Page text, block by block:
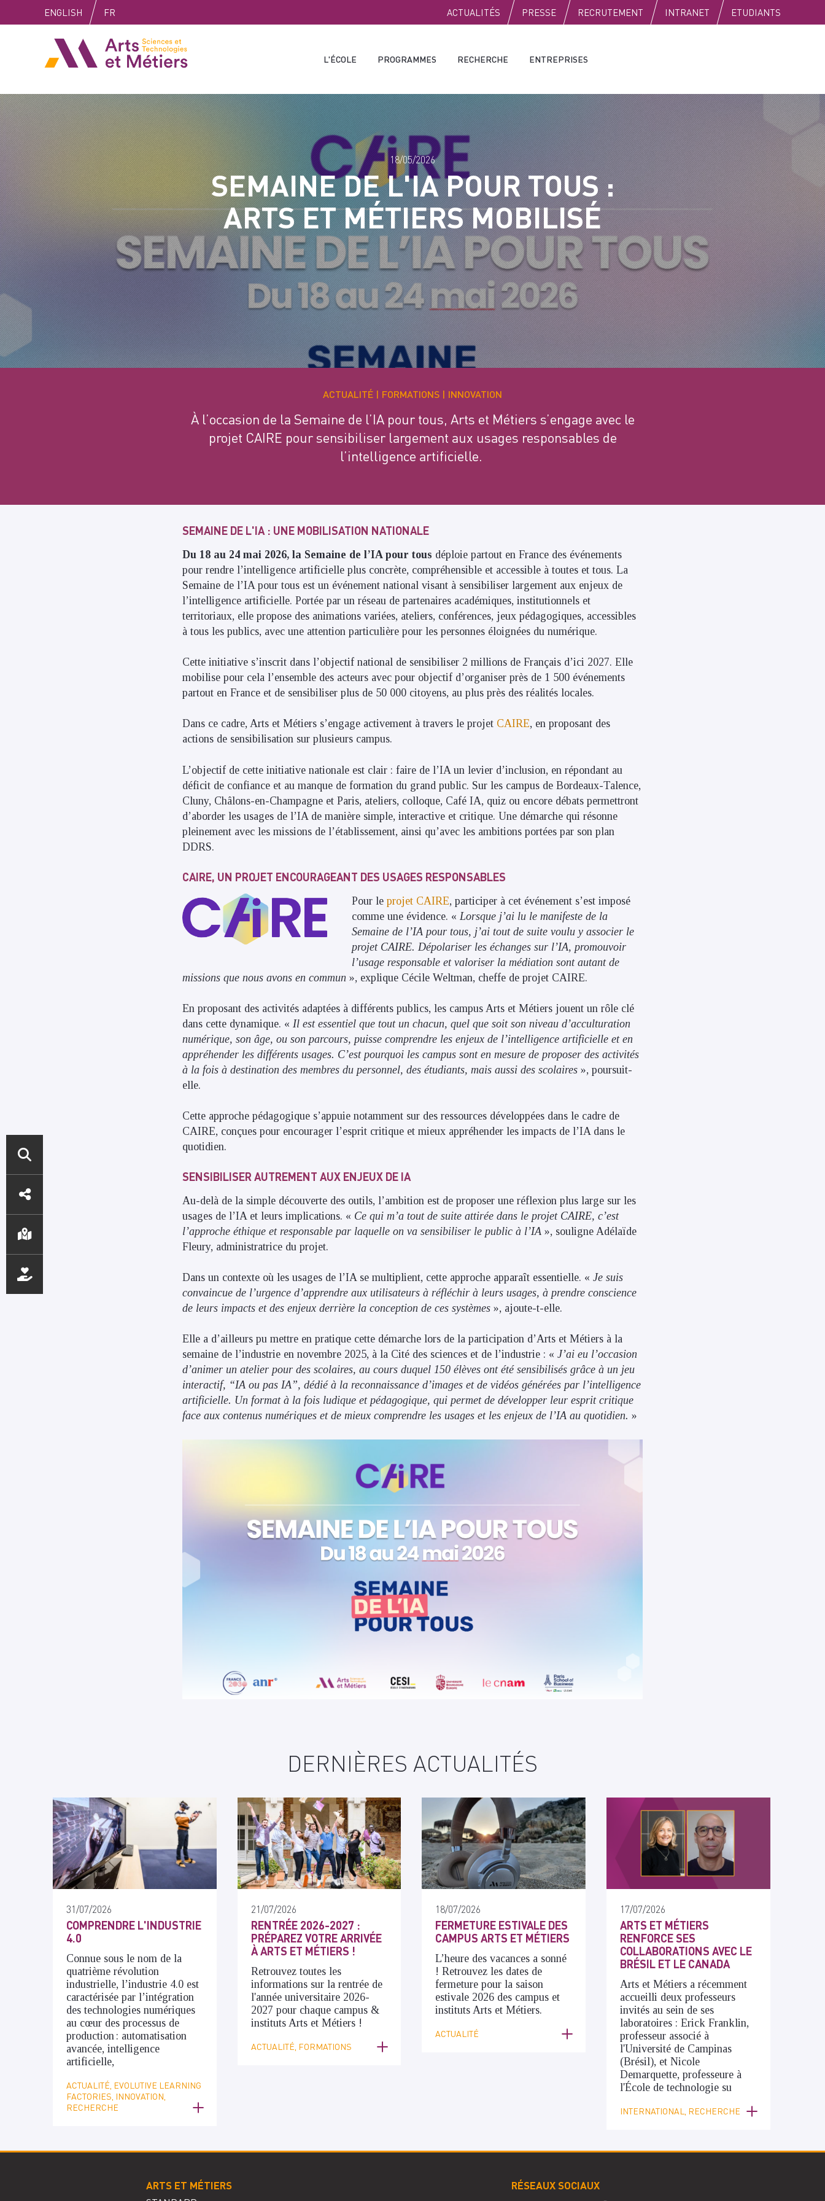
to
to
to
ENGLISH FR PUBLIC
ACTUALITÉS PRESSE RECRUTEMENT INTRANET ETUDIANTS
Arts et métiers
L'ÉCOLE PROGRAMMES RECHERCHE ENTREPRISES
ACCÈS
DIRECTS
SEMAINE DE L'IA POUR TOUS :
ARTS ET MÉTIERS MOBILISÉ
18/05/2026
ACTUALITÉ FORMATIONS INNOVATION
À l’occasion de la Semaine de l’IA pour tous, Arts et Métiers s’engage avec le
projet CAIRE pour sensibiliser largement aux usages responsables de
l’intelligence artificielle.
SEMAINE DE L'IA : UNE MOBILISATION NATIONALE
Du 18 au 24 mai 2026, la Semaine de l’IA pour tous déploie partout en France des événements
pour rendre l’intelligence artificielle plus concrète, compréhensible et accessible à toutes et tous. La
Semaine de l’IA pour tous est un événement national visant à sensibiliser largement aux enjeux de
l’intelligence artificielle. Portée par un réseau de partenaires académiques, institutionnels et
territoriaux, elle propose des animations variées, ateliers, conférences, jeux pédagogiques, accessibles
à tous les publics, avec une attention particulière pour les personnes éloignées du numérique.
Cette initiative s’inscrit dans l’objectif national de sensibiliser 2 millions de Français d’ici 2027. Elle
mobilise pour cela l’ensemble des acteurs avec pour objectif d’organiser près de 1 500 événements
partout en France et de sensibiliser plus de 50 000 citoyens, au plus près des réalités locales.
Dans ce cadre, Arts et Métiers s’engage activement à travers le projet CAIRE, en proposant des
actions de sensibilisation sur plusieurs campus.
L’objectif de cette initiative nationale est clair : faire de l’IA un levier d’inclusion, en répondant au
déficit de confiance et au manque de formation du grand public. Sur les campus de Bordeaux-Talence,
Cluny, Châlons-en-Champagne et Paris, ateliers, colloque, Café IA, quiz ou encore débats permettront
d’aborder les usages de l’IA de manière simple, interactive et critique. Une démarche qui résonne
pleinement avec les missions de l’établissement, ainsi qu’avec les ambitions portées par son plan
DDRS.
CAIRE, UN PROJET ENCOURAGEANT DES USAGES RESPONSABLES
Pour le projet CAIRE, participer à cet événement s’est imposé
comme une évidence. « Lorsque j’ai lu le manifeste de la
Semaine de l’IA pour tous, j’ai tout de suite voulu y associer le
projet CAIRE. Dépolariser les échanges sur l’IA, promouvoir
l’usage responsable et valoriser la médiation sont autant de
missions que nous avons en commun », explique Cécile Weltman, cheffe de projet CAIRE.
En proposant des activités adaptées à différents publics, les campus Arts et Métiers jouent un rôle clé
dans cette dynamique. « Il est essentiel que tout un chacun, quel que soit son niveau d’acculturation
numérique, son âge, ou son parcours, puisse comprendre les enjeux de l’intelligence artificielle et en
appréhender les différents usages. C’est pourquoi les campus sont en mesure de proposer des activités
à la fois à destination des membres du personnel, des étudiants, mais aussi des scolaires », poursuit-
elle.
Cette approche pédagogique s’appuie notamment sur des ressources développées dans le cadre de
CAIRE, conçues pour encourager l’esprit critique et mieux appréhender les impacts de l’IA dans le
quotidien.
SENSIBILISER AUTREMENT AUX ENJEUX DE IA
Au-delà de la simple découverte des outils, l’ambition est de proposer une réflexion plus large sur les
usages de l’IA et leurs implications. « Ce qui m’a tout de suite attirée dans le projet CAIRE, c’est
l’approche éthique et responsable par laquelle on va sensibiliser le public à l’IA », souligne Adélaïde
Fleury, administratrice du projet.
Dans un contexte où les usages de l’IA se multiplient, cette approche apparaît essentielle. « Je suis
convaincue de l’urgence d’apprendre aux utilisateurs à réfléchir à leurs usages, à prendre conscience
de leurs impacts et des enjeux derrière la conception de ces systèmes », ajoute-t-elle.
Elle a d’ailleurs pu mettre en pratique cette démarche lors de la participation d’Arts et Métiers à la
semaine de l’industrie en novembre 2025, à la Cité des sciences et de l’industrie : « J’ai eu l’occasion
d’animer un atelier pour des scolaires, au cours duquel 150 élèves ont été sensibilisés grâce à un jeu
interactif, “IA ou pas IA”, dédié à la reconnaissance d’images et de vidéos générées par l’intelligence
artificielle. Un format à la fois ludique et pédagogique, qui permet de développer leur esprit critique
face aux contenus numériques et de mieux comprendre les usages et les enjeux de l’IA au quotidien. »
DERNIÈRES ACTUALITÉS
31/07/2026
COMPRENDRE L'INDUSTRIE
4.0
Connue sous le nom de la
quatrième révolution
industrielle, l’industrie 4.0 est
caractérisée par l’intégration
des technologies numériques
au cœur des processus de
production : automatisation
avancée, intelligence
artificielle,
ACTUALITÉ, EVOLUTIVE LEARNING
FACTORIES, INNOVATION,
RECHERCHE
21/07/2026
RENTRÉE 2026-2027 :
PRÉPAREZ VOTRE ARRIVÉE
À ARTS ET MÉTIERS !
Retrouvez toutes les
informations sur la rentrée de
l'année universitaire 2026-
2027 pour chaque campus &
instituts Arts et Métiers !
ACTUALITÉ, FORMATIONS
18/07/2026
FERMETURE ESTIVALE DES
CAMPUS ARTS ET MÉTIERS
L’heure des vacances a sonné
! Retrouvez les dates de
fermeture pour la saison
estivale 2026 des campus et
instituts Arts et Métiers.
ACTUALITÉ
17/07/2026
ARTS ET MÉTIERS
RENFORCE SES
COLLABORATIONS AVEC LE
BRÉSIL ET LE CANADA
Arts et Métiers a récemment
accueilli deux professeurs
invités au sein de ses
laboratoires : Erick Franklin,
professeur associé à
l'Université de Campinas
(Brésil), et Nicole
Demarquette, professeure à
l'École de technologie su
INTERNATIONAL, RECHERCHE
ARTS ET MÉTIERS RÉSEAUX SOCIAUX